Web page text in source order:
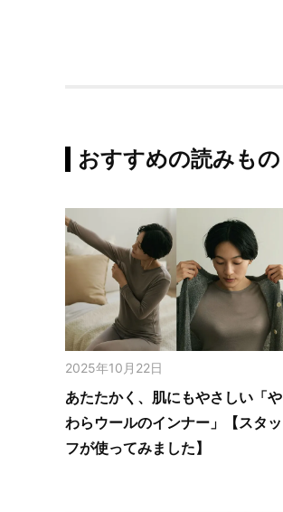
おすすめの読みもの
2025年10月22日
あたたかく、肌にもやさしい「や
わらウールのインナー」【スタッ
フが使ってみました】